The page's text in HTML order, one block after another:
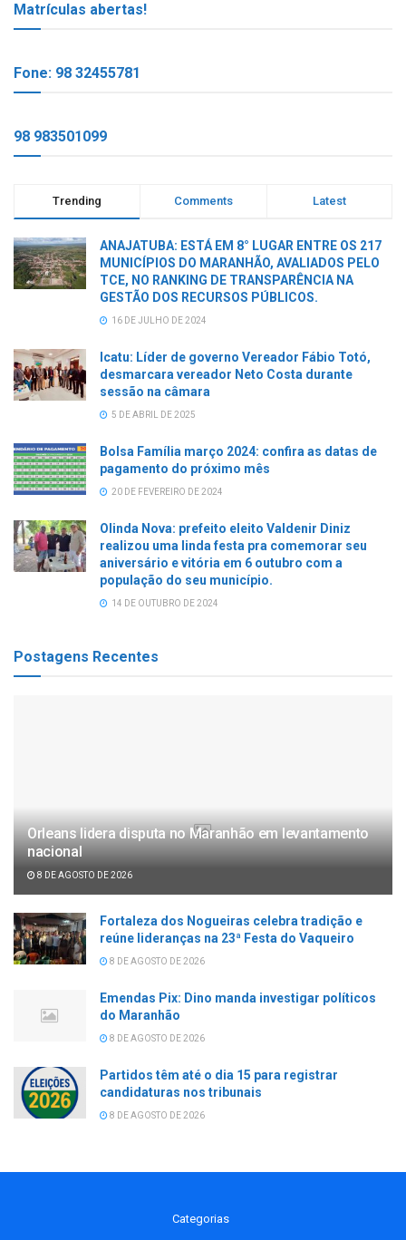
Matrículas abertas!
Fone: 98 32455781
98 983501099
Trending Comments Latest
ANAJATUBA: ESTÁ EM 8° LUGAR ENTRE OS 217
MUNICÍPIOS DO MARANHÃO, AVALIADOS PELO
TCE, NO RANKING DE TRANSPARÊNCIA NA
GESTÃO DOS RECURSOS PÚBLICOS.
16 DE JULHO DE 2024
Icatu: Líder de governo Vereador Fábio Totó,
desmarcara vereador Neto Costa durante
sessão na câmara
5 DE ABRIL DE 2025
Bolsa Família março 2024: confira as datas de
pagamento do próximo mês
20 DE FEVEREIRO DE 2024
Olinda Nova: prefeito eleito Valdenir Diniz
realizou uma linda festa pra comemorar seu
aniversário e vitória em 6 outubro com a
população do seu município.
14 DE OUTUBRO DE 2024
Postagens Recentes
Orleans lidera disputa no Maranhão em levantamento
nacional
8 DE AGOSTO DE 2026
Fortaleza dos Nogueiras celebra tradição e
reúne lideranças na 23ª Festa do Vaqueiro
8 DE AGOSTO DE 2026
Emendas Pix: Dino manda investigar políticos
do Maranhão
8 DE AGOSTO DE 2026
Partidos têm até o dia 15 para registrar
candidaturas nos tribunais
8 DE AGOSTO DE 2026
Categorias